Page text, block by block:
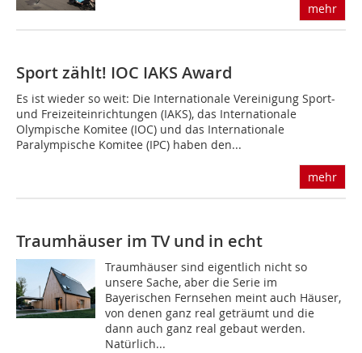
mehr
Sport zählt! IOC IAKS Award
Es ist wieder so weit: Die Internationale Vereinigung Sport-
und Freizeiteinrichtungen (IAKS), das Internationale
Olympische Komitee (IOC) und das Internationale
Paralympische Komitee (IPC) haben den...
mehr
Traumhäuser im TV und in echt
Traumhäuser sind eigentlich nicht so
unsere Sache, aber die Serie im
Bayerischen Fernsehen meint auch Häuser,
von denen ganz real geträumt und die
dann auch ganz real gebaut werden.
Natürlich...